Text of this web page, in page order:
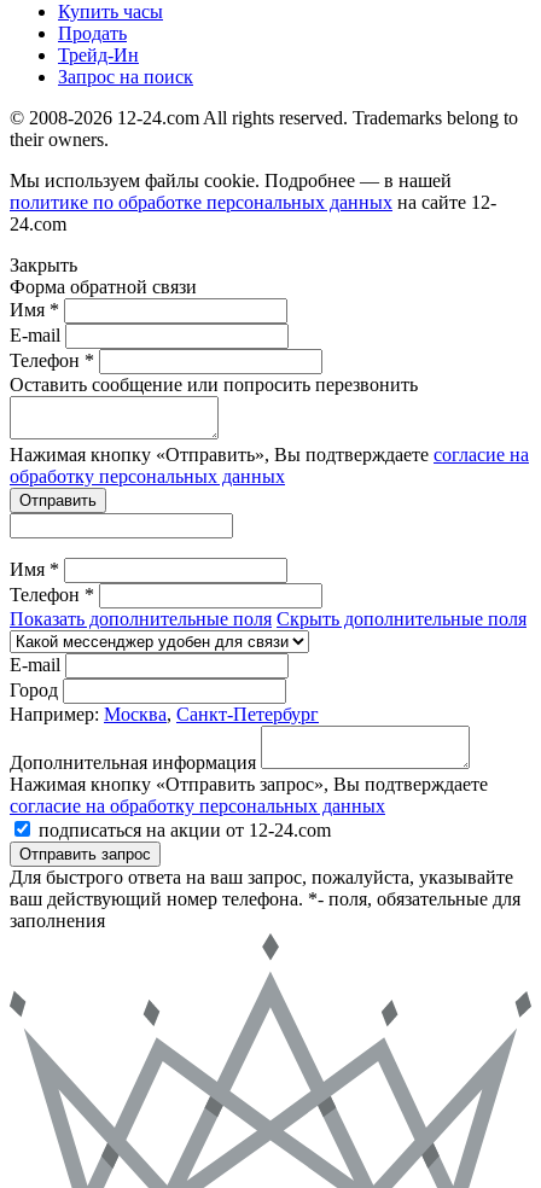
Купить часы
Продать
Трейд-Ин
Запрос на поиск
© 2008-2026 12-24.com All rights reserved. Trademarks belong to
their owners.
Мы используем файлы cookie. Подробнее — в нашей
политике по обработке персональных данных на сайте 12-
24.com
Закрыть
Форма обратной связи
Имя *
E-mail
Телефон *
Оставить сообщение или попросить перезвонить
Нажимая кнопку «Отправить», Вы подтверждаете согласие на
обработку персональных данных
Отправить
Имя *
Телефон *
Показать дополнительные поля Скрыть дополнительные поля
E-mail
Город
Например: Москва, Санкт-Петербург
Дополнительная информация
Нажимая кнопку «Отправить запрос», Вы подтверждаете
согласие на обработку персональных данных
подписаться на акции от 12-24.com
Отправить запрос
Для быстрого ответа на ваш запрос, пожалуйста, указывайте
ваш действующий номер телефона. *- поля, обязательные для
заполнения